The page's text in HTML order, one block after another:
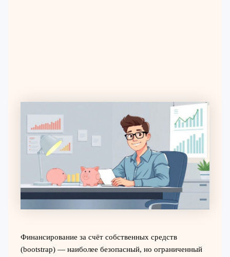
Финансирование за счёт собственных средств
(bootstrap) — наиболее безопасный, но ограниченный